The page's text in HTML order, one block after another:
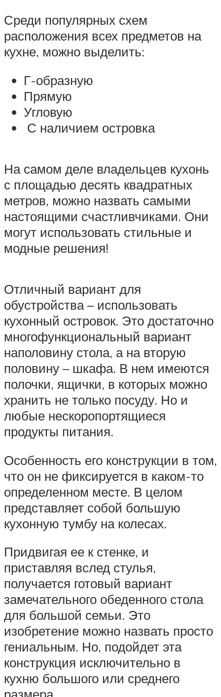
Среди популярных схем
расположения всех предметов на
кухне, можно выделить:
Г-образную
Прямую
Угловую
С наличием островка
На самом деле владельцев кухонь
с площадью десять квадратных
метров, можно назвать самыми
настоящими счастливчиками. Они
могут использовать стильные и
модные решения!
Отличный вариант для
обустройства – использовать
кухонный островок. Это достаточно
многофункциональный вариант
наполовину стола, а на вторую
половину – шкафа. В нем имеются
полочки, ящички, в которых можно
хранить не только посуду. Но и
любые нескоропортящиеся
продукты питания.
Особенность его конструкции в том,
что он не фиксируется в каком-то
определенном месте. В целом
представляет собой большую
кухонную тумбу на колесах.
Придвигая ее к стенке, и
приставляя вслед стулья,
получается готовый вариант
замечательного обеденного стола
для большой семьи. Это
изобретение можно назвать просто
гениальным. Но, подойдет эта
конструкция исключительно в
кухню большого или среднего